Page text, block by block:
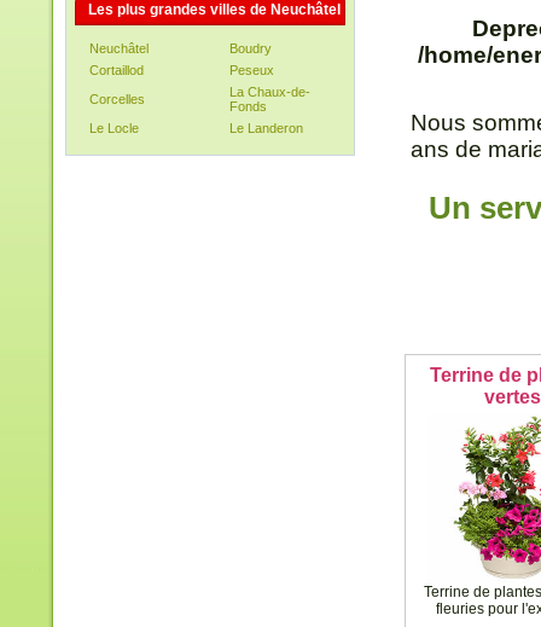
Les plus grandes villes de Neuchâtel
Neuchâtel
Boudry
Cortaillod
Peseux
Corcelles
La Chaux-de-
Fonds
Le Locle
Le Landeron
/home/
Nous
ans de
Un
Terrine de
vertes
Terrine de
fleuries pour